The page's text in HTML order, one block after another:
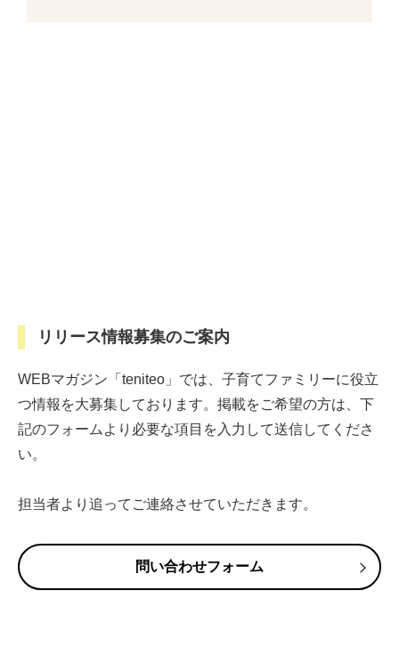
リリース情報募集のご案内
WEBマガジン「teniteo」では、子育てファミリーに役立
つ情報を大募集しております。掲載をご希望の方は、下
記のフォームより必要な項目を入力して送信してくださ
い。
担当者より追ってご連絡させていただきます。
問い合わせフォーム